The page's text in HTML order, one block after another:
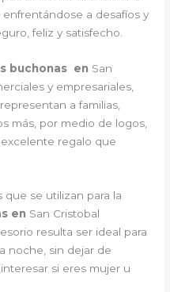
a desafíos y
feliz y satisfecho.
buchonas en San
y empresariales,
a familias,
más, por medio de logos,
regalo que
que se utilizan para la
en San Cristobal
resulta ser ideal para
noche, sin dejar de
si eres mujer u